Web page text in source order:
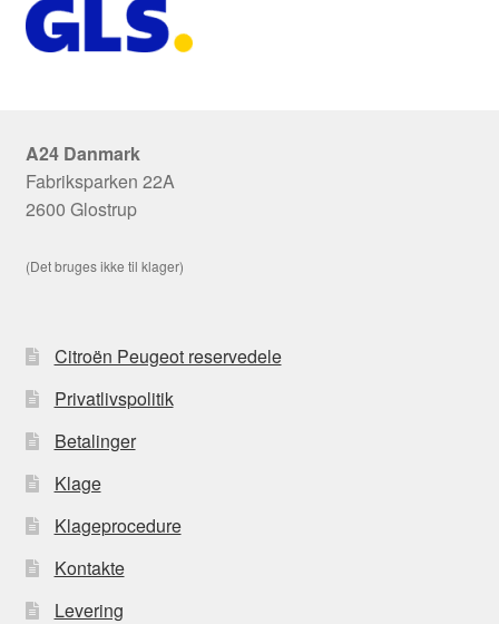
A24 Danmark
Fabriksparken 22A
2600 Glostrup
(Det bruges ikke til klager)
Citroën Peugeot reservedele
Privatlivspolitik
Betalinger
Klage
Klageprocedure
Kontakte
Levering